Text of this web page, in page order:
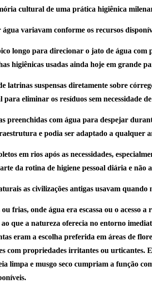
cultural de uma prática higiênica
água variavam conforme os recursos
longo para direcionar o jato de água com
higiênicas usadas ainda hoje em grande
latrinas suspensas diretamente sobre
eliminar os resíduos sem necessidade
preenchidas com água para despejar
e podia ser adaptado a qualquer
em rios após as necessidades,
da rotina de higiene pessoal diária e não
as civilizações antigas usavam quando
frias, onde água era escassa ou o acesso
que a natureza oferecia no entorno
eram a escolha preferida em áreas de
com propriedades irritantes ou urticantes.
limpa e musgo seco cumpriam a função